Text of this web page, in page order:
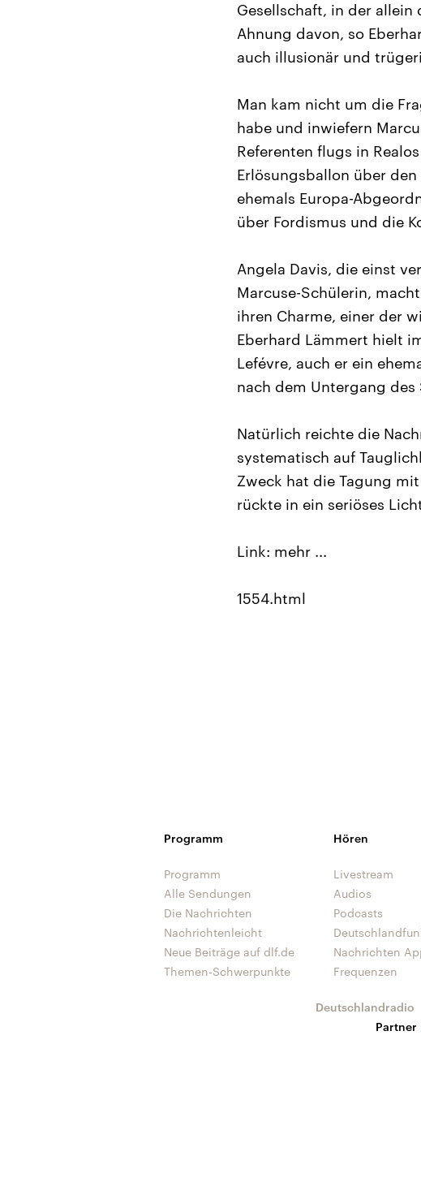
Gesellschaft, in der
Ahnung davon, so
auch illusionär und
Man kam nicht um die
habe und inwiefern
Referenten flugs in
Erlösungsballon über
ehemals Europa-
über Fordismus und die
Angela Davis, die einst
Marcuse-Schülerin,
ihren Charme, einer der
Eberhard Lämmert hielt
Lefévre, auch er ein
nach dem Untergang
Natürlich reichte die
systematisch auf
Zweck hat die Tagung
rückte in ein seriöses
Link: mehr ...
1554.html
Programm
Programm
Alle Sendungen
Die Nachrichten
Nachrichtenleicht
Neue Beiträge auf dlf.de
Themen-Schwerpunkte
Hören
Livestream
Audios
Podcasts
Nachrichten
Frequenzen
Deutschlandradio
Partner